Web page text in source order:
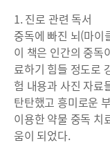
1. 진로 관련 독서
중독에 빠진 뇌(마이
이 책은 인간의 중독
료하기 힘들 정도로
험 내용과 사진 자료
탄탄했고 흥미로운
이용한 약물 중독 치
움이 되었다.